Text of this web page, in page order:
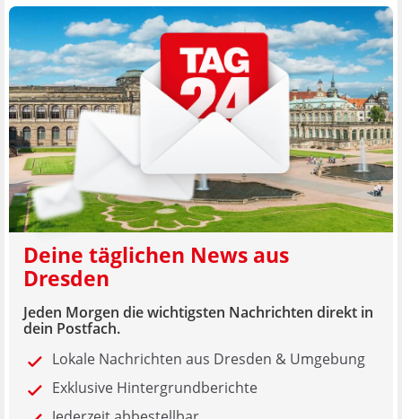
Deine täglichen News aus
Dresden
Jeden Morgen die wichtigsten Nachrichten direkt in
dein Postfach.
Lokale Nachrichten aus Dresden & Umgebung
Exklusive Hintergrundberichte